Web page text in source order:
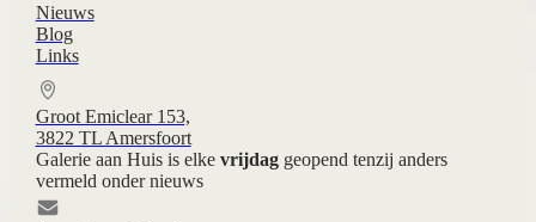
Nieuws
Blog
Links
Groot Emiclear 153,
3822 TL Amersfoort
Galerie aan Huis is elke vrijdaggeopend tenzij anders
vermeld onder nieuws